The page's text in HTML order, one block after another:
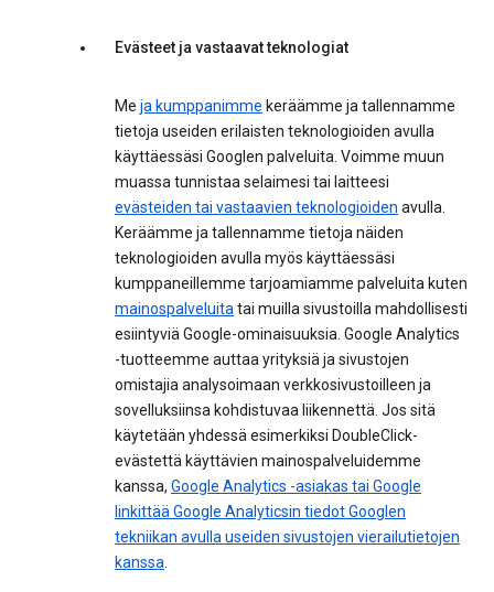
Evästeet ja vastaavat teknologiat
Me ja kumppanimme keräämme ja tallennamme
tietoja useiden erilaisten teknologioiden avulla
käyttäessäsi Googlen palveluita. Voimme muun
muassa tunnistaa selaimesi tai laitteesi
evästeiden tai vastaavien teknologioiden avulla.
Keräämme ja tallennamme tietoja näiden
teknologioiden avulla myös käyttäessäsi
kumppaneillemme tarjoamiamme palveluita kuten
mainospalveluitatai muilla sivustoilla mahdollisesti
esiintyviä Google-ominaisuuksia. Google Analytics
-tuotteemme auttaa yrityksiä ja sivustojen
omistajia analysoimaan verkkosivustoilleen ja
sovelluksiinsa kohdistuvaa liikennettä. Jos sitä
käytetään yhdessä esimerkiksi DoubleClick-
evästettä käyttävien mainospalveluidemme
kanssa, Google Analytics -asiakas tai Google
linkittää Google Analyticsin tiedot Googlen
tekniikan avulla useiden sivustojen vierailutietojen
kanssa.